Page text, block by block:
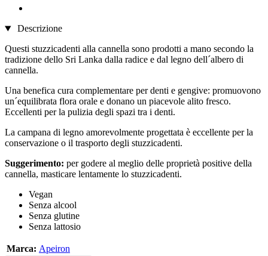
Descrizione
Questi stuzzicadenti alla cannella sono prodotti a mano secondo la
tradizione dello Sri Lanka dalla radice e dal legno dell´albero di
cannella.
Una benefica cura complementare per denti e gengive: promuovono
un´equilibrata flora orale e donano un piacevole alito fresco.
Eccellenti per la pulizia degli spazi tra i denti.
La campana di legno amorevolmente progettata è eccellente per la
conservazione o il trasporto degli stuzzicadenti.
Suggerimento: per godere al meglio delle proprietà positive della
cannella, masticare lentamente lo stuzzicadenti.
Vegan
Senza alcool
Senza glutine
Senza lattosio
Marca: Apeiron